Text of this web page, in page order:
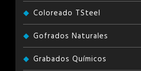
Coloreado TSteel
Gofrados Naturales
Grabados Químicos